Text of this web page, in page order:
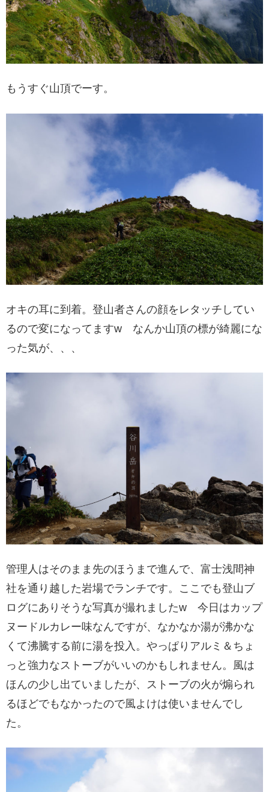
もうすぐ山頂でーす。
オキの耳に到着。登山者さんの顔をレタッチしてい
るので変になってますw なんか山頂の標が綺麗にな
った気が、、、
管理人はそのまま先のほうまで進んで、富士浅間神
社を通り越した岩場でランチです。ここでも登山ブ
ログにありそうな写真が撮れましたw 今日はカップ
ヌードルカレー味なんですが、なかなか湯が沸かな
くて沸騰する前に湯を投入。やっぱりアルミ＆ちょ
っと強力なストーブがいいのかもしれません。風は
ほんの少し出ていましたが、ストーブの火が煽られ
るほどでもなかったので風よけは使いませんでし
た。